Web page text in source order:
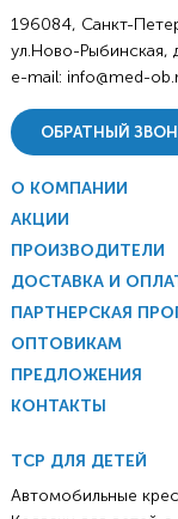
196084, Санкт-
ул.Ново-Рыбинская,
e-mail: info@med-
ОБРАТНЫЙ
О КОМПАНИИ
АКЦИИ
ПРОИЗВОДИТЕЛИ
ДОСТАВКА И
ПАРТНЕРСКАЯ
ОПТОВИКАМ
ПРЕДЛОЖЕНИЯ
КОНТАКТЫ
ТСР ДЛЯ ДЕТЕЙ
Автомобильные